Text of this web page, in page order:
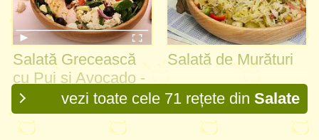
Salată Grecească
cu Pui și Avocado -
Rețetă VIDEO
Salată de Murături
vezi toate cele 71 rețete din Salate